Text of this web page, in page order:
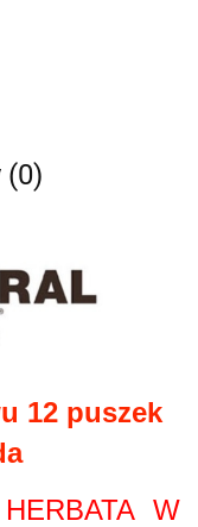
(0)
12 puszek
W